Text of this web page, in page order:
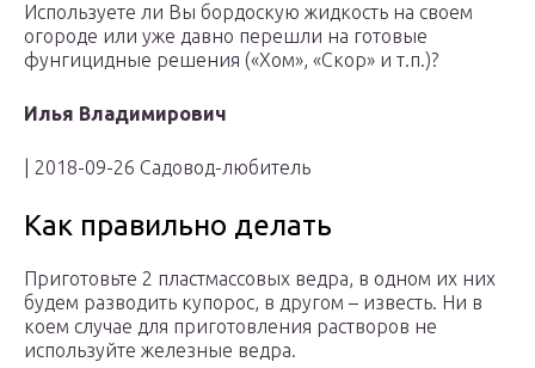
Используете ли Вы бордоскую жидкость на своем
огороде или уже давно перешли на готовые
фунгицидные решения («Хом», «Скор» и т.п.)?
Илья Владимирович
| 2018-09-26 Садовод-любитель
Как правильно делать
Приготовьте 2 пластмассовых ведра, в одном их них
будем разводить купорос, в другом – известь. Ни в
коем случае для приготовления растворов не
используйте железные ведра.